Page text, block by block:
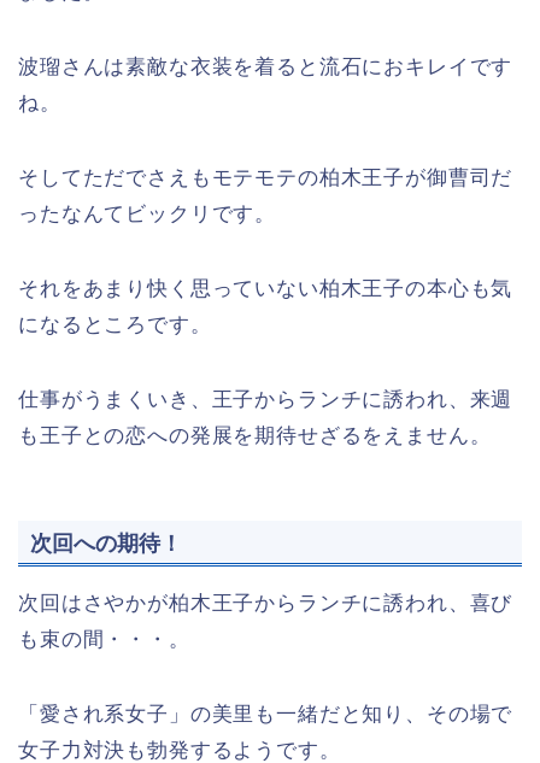
波瑠さんは素敵な衣装を着ると流石におキレイです
ね。
そしてただでさえもモテモテの柏木王子が御曹司だ
ったなんてビックリです。
それをあまり快く思っていない柏木王子の本心も気
になるところです。
仕事がうまくいき、王子からランチに誘われ、来週
も王子との恋への発展を期待せざるをえません。
次回への期待！
次回はさやかが柏木王子からランチに誘われ、喜び
も束の間・・・。
「愛され系女子」の美里も一緒だと知り、その場で
女子力対決も勃発するようです。